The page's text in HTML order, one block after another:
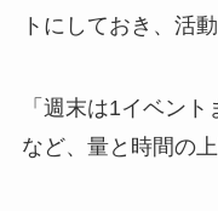
トにしておき、活
「週末は1イベン
など、量と時間の